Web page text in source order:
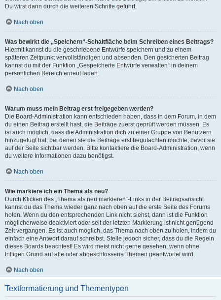
Du wirst dann durch die weiteren Schritte geführt.
Nach oben
Was bewirkt die „Speichern“-Schaltfläche beim Schreiben eines Beitrags?
Hiermit kannst du die geschriebene Entwürfe speichern und zu einem
späteren Zeitpunkt vervollständigen und absenden. Den gesicherten Beitrag
kannst du mit der Funktion „Gespeicherte Entwürfe verwalten“ in deinem
persönlichen Bereich erneut laden.
Nach oben
Warum muss mein Beitrag erst freigegeben werden?
Die Board-Administration kann entschieden haben, dass in dem Forum, in dem
du einen Beitrag erstellt hast, die Beiträge zuerst geprüft werden müssen. Es
ist auch möglich, dass die Administration dich zu einer Gruppe von Benutzern
hinzugefügt hat, bei denen sie die Beiträge erst begutachten möchte, bevor sie
auf der Seite sichtbar werden. Bitte kontaktiere die Board-Administration, wenn
du weitere Informationen dazu benötigst.
Nach oben
Wie markiere ich ein Thema als neu?
Durch Klicken des „Thema als neu markieren“-Links in der Beitragsansicht
kannst du das Thema wieder ganz nach oben auf die erste Seite des Forums
holen. Wenn du den entsprechenden Link nicht siehst, dann ist die Funktion
möglicherweise deaktiviert oder seit der letzten Markierung ist nicht genügend
Zeit vergangen. Es ist auch möglich, das Thema nach oben zu holen, indem du
einfach eine Antwort darauf schreibst. Stelle jedoch sicher, dass du die Regeln
dieses Boards beachtest! Es wird meist nicht gerne gesehen, wenn ohne
triftigen Grund auf alte oder abgeschlossene Themen geantwortet wird.
Nach oben
Textformatierung und Thementypen